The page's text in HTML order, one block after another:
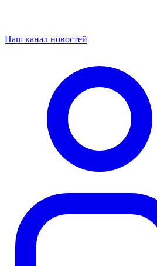
Наш канал новостей